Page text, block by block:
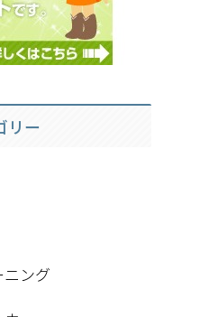
リー
ング